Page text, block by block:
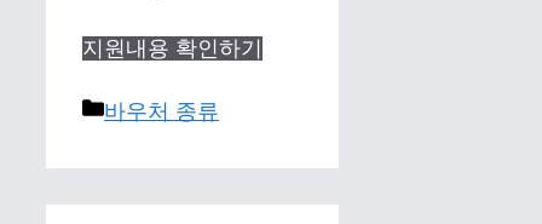
지원내용 확인하기
Categories
바우처 종류